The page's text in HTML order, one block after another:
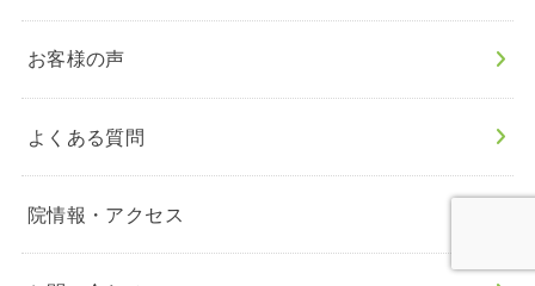
お客様の声
よくある質問
院情報・アクセス